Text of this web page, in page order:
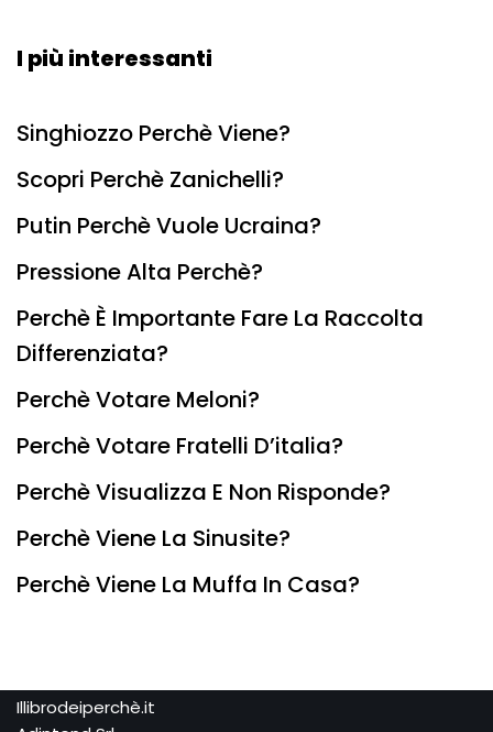
I più interessanti
Singhiozzo Perchè Viene?
Scopri Perchè Zanichelli?
Putin Perchè Vuole Ucraina?
Pressione Alta Perchè?
Perchè È Importante Fare La Raccolta
Differenziata?
Perchè Votare Meloni?
Perchè Votare Fratelli D’italia?
Perchè Visualizza E Non Risponde?
Perchè Viene La Sinusite?
Perchè Viene La Muffa In Casa?
Illibrodeiperchè.it